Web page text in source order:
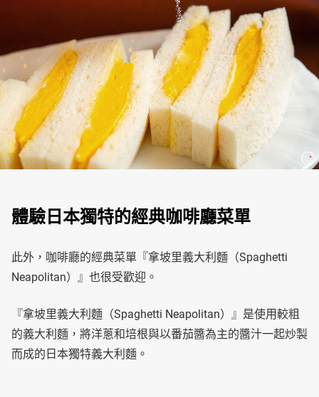
體驗日本獨特的經典咖啡廳菜單
此外，咖啡廳的經典菜單『拿坡里義大利麵（Spaghetti
Neapolitan）』也很受歡迎。
『拿坡里義大利麵（Spaghetti Neapolitan）』是使用較粗
的義大利麵，將洋蔥和培根與以番茄醬為主的醬汁一起炒製
而成的日本獨特義大利麵。